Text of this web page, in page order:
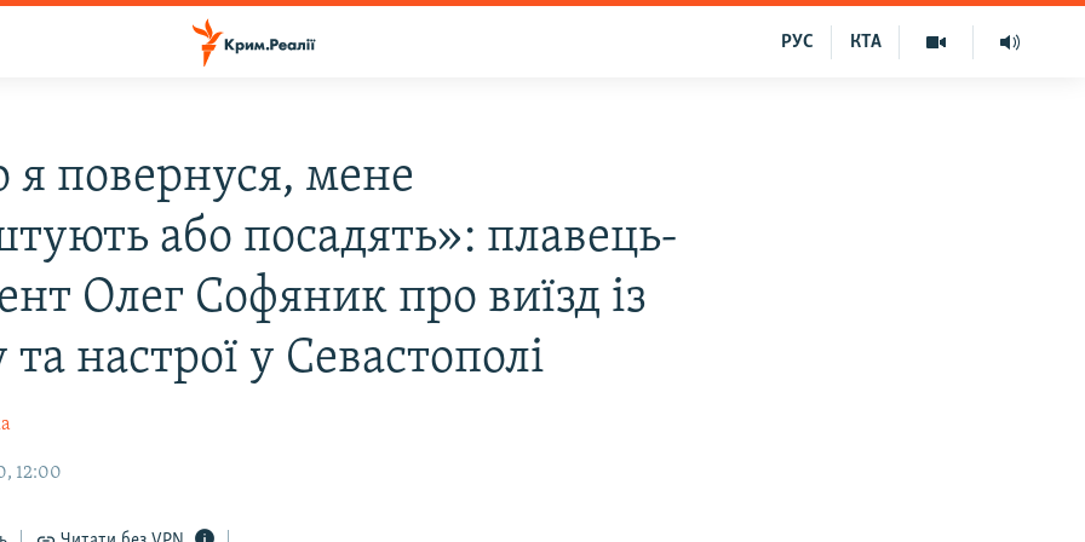
КТА
РУС
повернуся, мене
або посадять»: плавець-
Олег Софяник про виїзд із
настрої у Севастополі
12:00